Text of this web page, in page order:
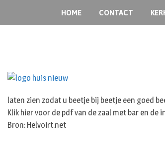
HOME CONTACT
laten zien zodat u beetje bij beetje een goed
Klik hier voor de pdf van de zaal met bar en de
Bron: Helvoirt.net